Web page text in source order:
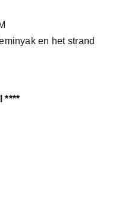
en het strand
****